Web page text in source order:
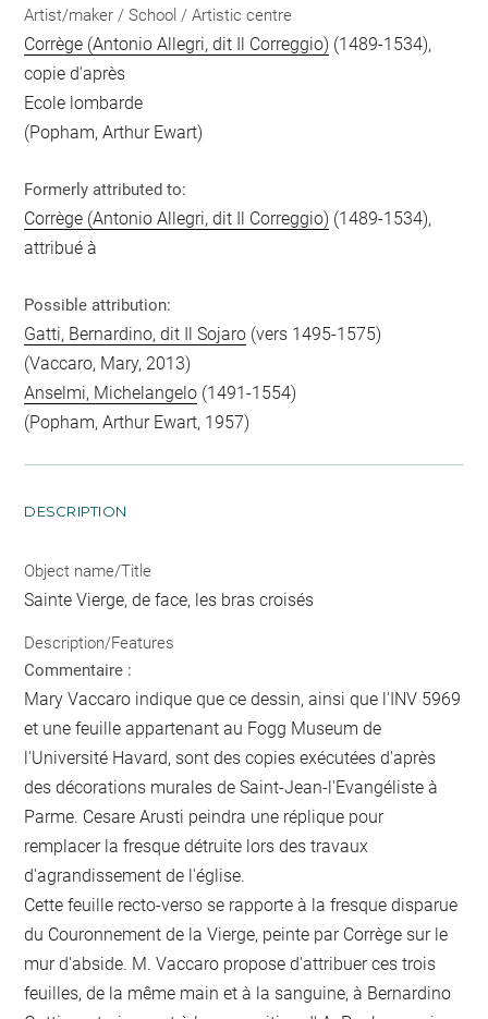
Artist/maker / School / Artistic centre
Corrège (Antonio Allegri, dit Il Correggio) (1489-1534),
copie d'après
Ecole lombarde
(Popham, Arthur Ewart)
Formerly attributed to:
Corrège (Antonio Allegri, dit Il Correggio) (1489-1534),
attribué à
Possible attribution:
Gatti, Bernardino, dit Il Sojaro (vers 1495-1575)
(Vaccaro, Mary, 2013)
Anselmi, Michelangelo (1491-1554)
(Popham, Arthur Ewart, 1957)
DESCRIPTION
Object name/Title
Sainte Vierge, de face, les bras croisés
Description/Features
Commentaire :
Mary Vaccaro indique que ce dessin, ainsi que l'INV 5969
et une feuille appartenant au Fogg Museum de
l'Université Havard, sont des copies exécutées d'après
des décorations murales de Saint-Jean-l'Evangéliste à
Parme. Cesare Arusti peindra une réplique pour
remplacer la fresque détruite lors des travaux
d'agrandissement de l'église.
Cette feuille recto-verso se rapporte à la fresque disparue
du Couronnement de la Vierge, peinte par Corrège sur le
mur d'abside. M. Vaccaro propose d'attribuer ces trois
feuilles, de la même main et à la sanguine, à Bernardino